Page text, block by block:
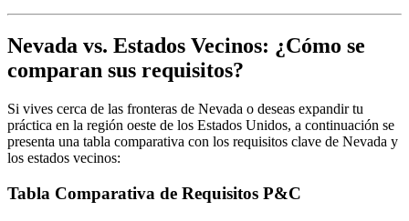
Nevada vs. Estados Vecinos: ¿Cómo se
comparan sus requisitos?
Si vives cerca de las fronteras de Nevada o deseas expandir tu
práctica en la región oeste de los Estados Unidos, a continuación se
presenta una tabla comparativa con los requisitos clave de Nevada y
los estados vecinos:
Tabla Comparativa de Requisitos P&C